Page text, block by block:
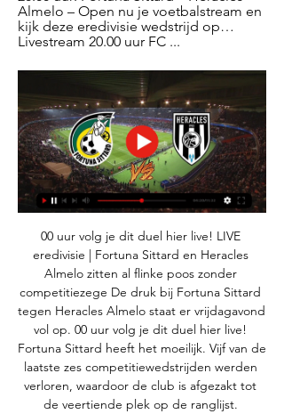
Almelo – Open nu je voetbalstream en
kijk deze eredivisie wedstrijd op…
Livestream 20.00 uur FC ...
00 uur volg je dit duel hier live! LIVE
eredivisie | Fortuna Sittard en Heracles
Almelo zitten al flinke poos zonder
competitiezege De druk bij Fortuna Sittard
tegen Heracles Almelo staat er vrijdagavond
vol op. 00 uur volg je dit duel hier live!
Fortuna Sittard heeft het moeilijk. Vijf van de
laatste zes competitiewedstrijden werden
verloren, waardoor de club is afgezakt tot
de veertiende plek op de ranglijst.